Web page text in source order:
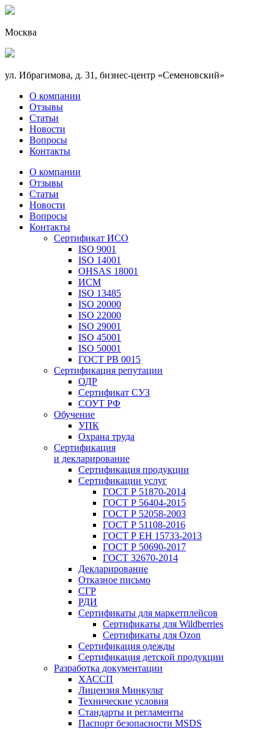
Москва
ул. Ибрагимова, д. 31, бизнес-центр «Семеновский»
О компании
Отзывы
Статьи
Новости
Вопросы
Контакты
О компании
Отзывы
Статьи
Новости
Вопросы
Контакты
Сертификат ИСО
ISO 9001
ISO 14001
OHSAS 18001
ИСМ
ISO 13485
ISO 20000
ISO 22000
ISO 29001
ISO 45001
ISO 50001
ГОСТ РВ 0015
Сертификация репутации
ОДР
Сертификат СУЗ
СОУТ РФ
Обучение
УПК
Охрана труда
Сертификация
и декларирование
Сертификация продукции
Сертификации услуг
ГОСТ Р 51870-2014
ГОСТ Р 56404-2015
ГОСТ Р 52058-2003
ГОСТ Р 51108-2016
ГОСТ Р ЕН 15733-2013
ГОСТ Р 50690-2017
ГОСТ 32670-2014
Декларирование
Отказное письмо
СГР
РДИ
Сертификаты для маркетплейсов
Сертификаты для Wildberries
Сертификаты для Ozon
Сертификация одежды
Сертификация детской продукции
Разработка документации
ХАССП
Лицензия Минкульт
Технические условия
Стандарты и регламенты
Паспорт безопасности MSDS